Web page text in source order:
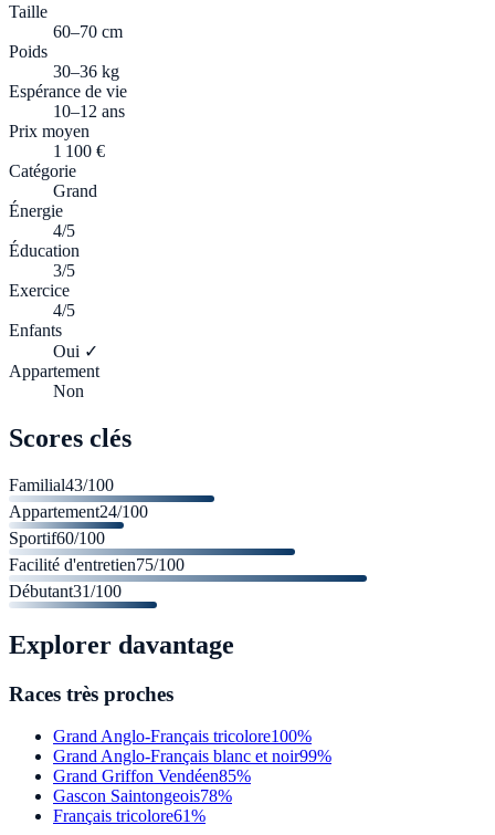
Taille
60–70 cm
Poids
30–36 kg
Espérance de vie
10–12 ans
Prix moyen
1 100 €
Catégorie
Grand
Énergie
4/5
Éducation
3/5
Exercice
4/5
Enfants
Oui ✓
Appartement
Non
Scores clés
Familial43/100
Appartement24/100
Sportif60/100
Facilité d'entretien75/100
Débutant31/100
Explorer davantage
Races très proches
Grand Anglo-Français tricolore100%
Grand Anglo-Français blanc et noir99%
Grand Griffon Vendéen85%
Gascon Saintongeois78%
Français tricolore61%